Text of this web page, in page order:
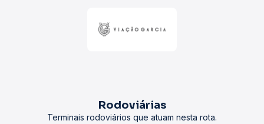
Rodoviárias
Terminais rodoviários que atuam nesta rota.